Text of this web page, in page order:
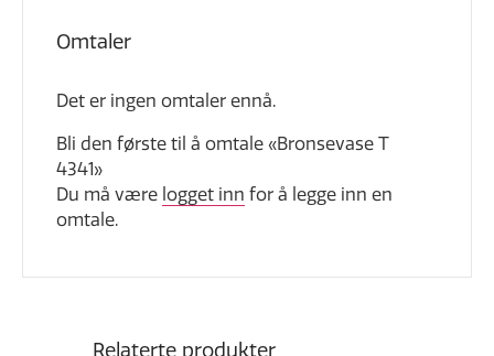
Omtaler
Det er ingen omtaler ennå.
Bli den første til å omtale «Bronsevase T
4341»
Du må være logget inn for å legge inn en
omtale.
Relaterte produkter